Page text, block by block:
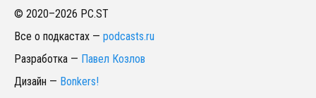
© 2020–2026 PC.ST
Все о подкастах — podcasts.ru
Разработка — Павел Козлов
Дизайн — Bonkers!